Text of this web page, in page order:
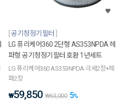
공기청정기필터
LG 퓨리케어360 2단형 AS353NPDA 헤
파형 공기청정기필터 호환 1년세트
LG 퓨리케어360 AS353NPDA 극세2장+헤
파2장
₩59,850 ₩63,000 5%